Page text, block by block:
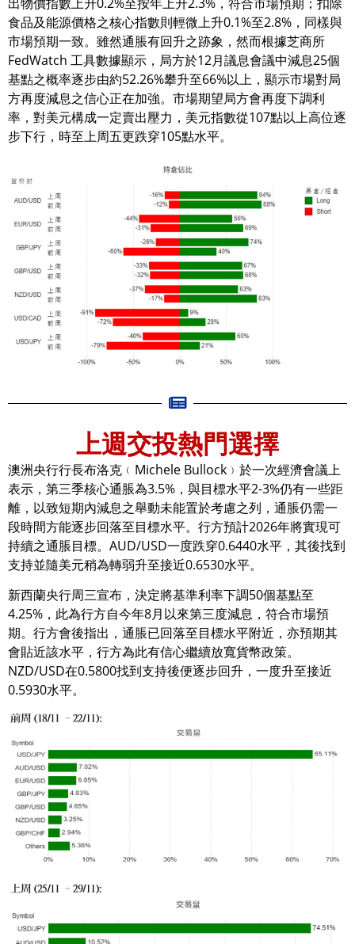
食品及能源價格之核心指數則輕微上升0.1%至2.8%，同樣與
市場預期一致。雖然通脹有回升之跡象，然而根據芝商所
FedWatch 工具數據顯示，局方於12月議息會議中減息25個
基點之概率逐步由約52.26%攀升至66%以上，顯示市場對局
方再度減息之信心正在加強。市場期望局方會再度下調利
率，對美元構成一定賣出壓力，美元指數從107點以上高位逐
步下行，時至上周五更跌穿105點水平。
上週交投熱門選擇
澳洲央行行長布洛克﹙Michele Bullock﹚於一次經濟會議上
表示，第三季核心通脹為3.5%，與目標水平2-3%仍有一些距
離，以致短期內減息之舉動未能置於考慮之列，通脹仍需一
段時間方能逐步回落至目標水平。行方預計2026年將實現可
持續之通脹目標。AUD/USD一度跌穿0.6440水平，其後找到
支持並隨美元稍為轉弱升至接近0.6530水平。
新西蘭央行周三宣布，決定將基準利率下調50個基點至
4.25%，此為行方自今年8月以來第三度減息，符合市場預
期。行方會後指出，通脹已回落至目標水平附近，亦預期其
會貼近該水平，行方為此有信心繼續放寬貨幣政策。
NZD/USD在0.5800找到支持後便逐步回升，一度升至接近
0.5930水平。